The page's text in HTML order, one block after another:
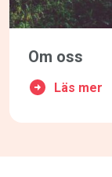
Om oss
Läs mer